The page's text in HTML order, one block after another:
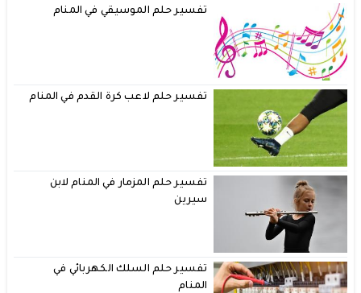
تفسير حلم الموسيقي في المنام
تفسير حلم لاعب كرة القدم في المنام
تفسير حلم المزمار في المنام لابن
سيرين
تفسير حلم السلك الكهربائي في
المنام